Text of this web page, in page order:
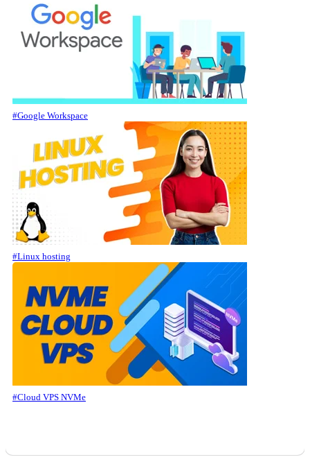
#Google Workspace
#Linux hosting
#Cloud VPS NVMe